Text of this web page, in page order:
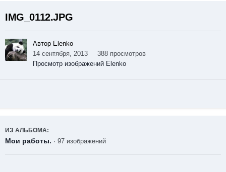
IMG_0112.JPG
Автор Elenko
14 сентября, 2013
388 просмотров
Просмотр изображений Elenko
ИЗ АЛЬБОМА:
Мои работы. · 97 изображений